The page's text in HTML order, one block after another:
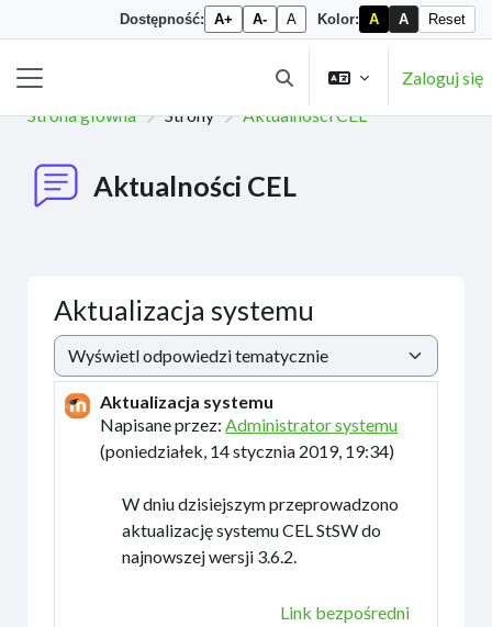
Dostępność: A+ A- A Kolor: A A Reset
Przełącznik wyszukiwarki
Zaloguj się
Strona główna
Strony Aktualności CEL
Aktualności CEL
Aktualizacja systemu
Sposób wyświetlania
Aktualizacja systemu
Napisane przez: Administrator systemu
(poniedziałek, 14 stycznia 2019, 19:34)
Liczba odpowiedzi: 0
W dniu dzisiejszym przeprowadzono
aktualizację systemu CEL StSW do
najnowszej wersji 3.6.2.
Link bezpośredni